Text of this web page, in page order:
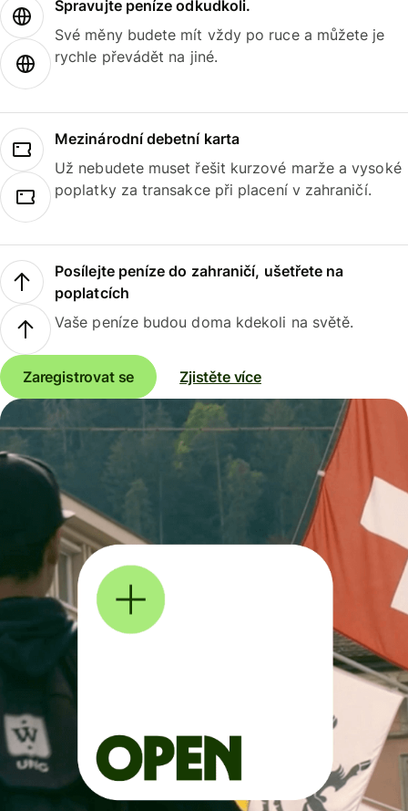
Spravujte peníze odkudkoli.
Své měny budete mít vždy po ruce a můžete je
rychle převádět na jiné.
Mezinárodní debetní karta
Už nebudete muset řešit kurzové marže a vysoké
poplatky za transakce při placení v zahraničí.
Posílejte peníze do zahraničí, ušetřete na
poplatcích
Vaše peníze budou doma kdekoli na světě.
Zaregistrovat se Zjistěte více